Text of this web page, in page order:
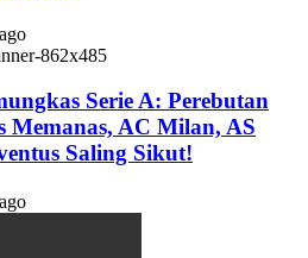
Serie A: Perebutan
AC Milan, AS
Saling Sikut!